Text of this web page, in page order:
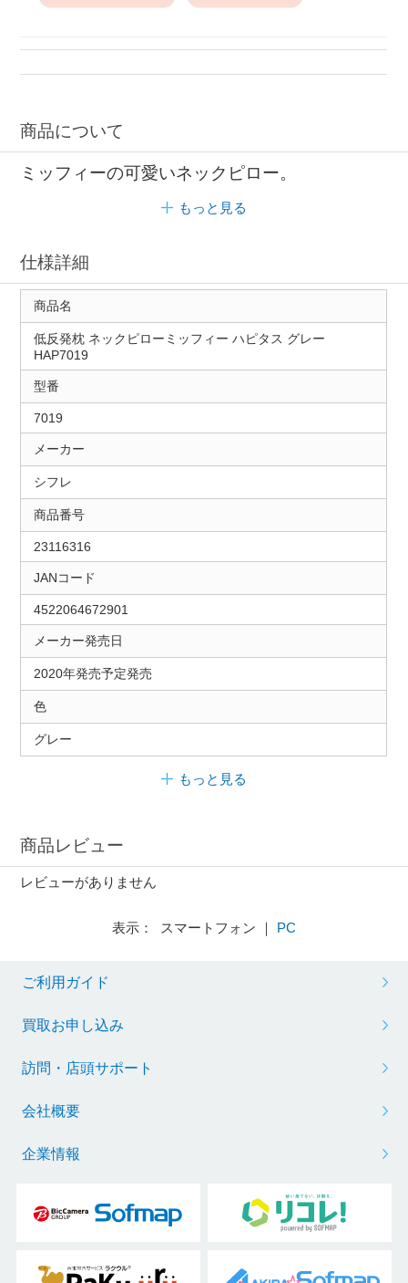
商品について
ミッフィーの可愛いネックピロー。
もっと見る
仕様詳細
商品名
低反発枕 ネックピローミッフィー ハピタス グレー
HAP7019
型番
7019
メーカー
シフレ
商品番号
23116316
JANコード
4522064672901
メーカー発売日
2020年発売予定発売
色
グレー
もっと見る
商品レビュー
レビューがありません
表示： スマートフォン ｜ PC
ご利用ガイド
買取お申し込み
訪問・店頭サポート
会社概要
企業情報